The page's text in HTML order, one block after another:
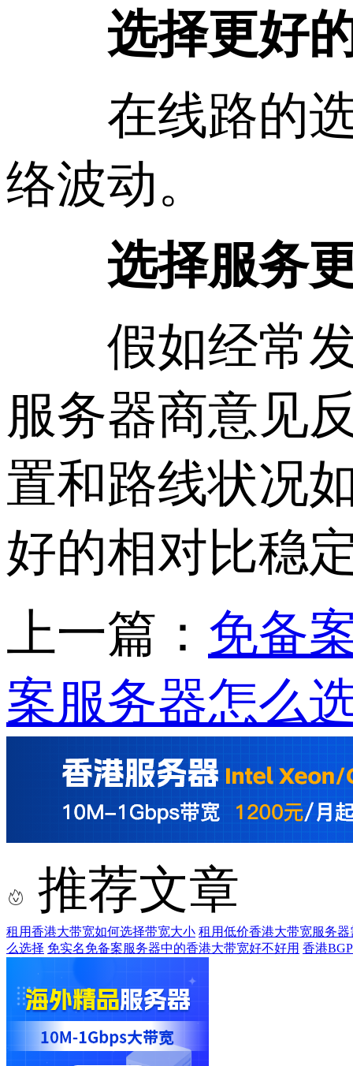
选择更好的
在线路的选
络波动。
选择服务更
假如经常
服务器商意见
置和路线状况
好的相对比稳
上一篇： 免备
案服务器怎么
推荐文章
租用香港大带宽如何选择带宽大小 租用低价香港大带宽服务
么选择 免实名免备案服务器中的香港大带宽好不好用 香港